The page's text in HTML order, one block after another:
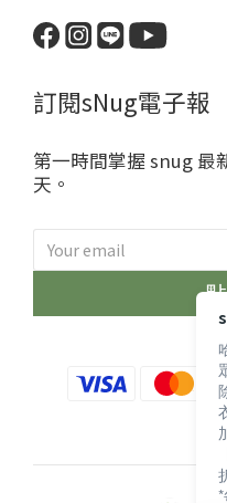
訂閱sNug電子報
第一時間掌握 snug 最
天。